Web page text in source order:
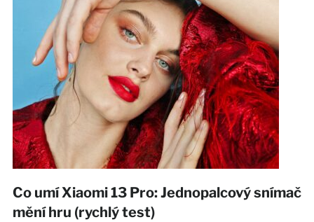
Co umí Xiaomi 13 Pro: Jednopalcový snímač
mění hru (rychlý test)